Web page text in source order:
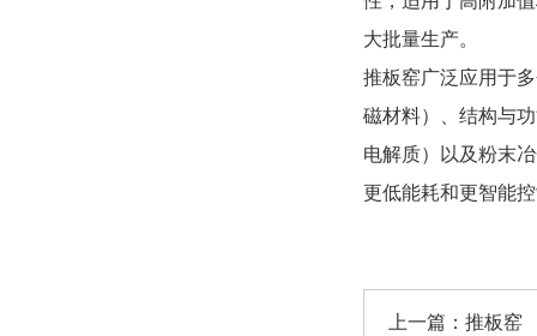
大批量生产。
推板窑广泛应用于
磁材料）、结构与
电解质）以及粉末
更低能耗和更智能
上一篇：推板窑